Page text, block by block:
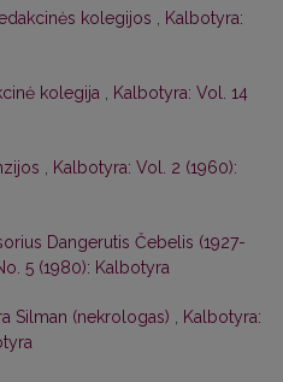
kolegijos
Kalbotyra:
kolegija
Kalbotyra: Vol. 14
Kalbotyra: Vol. 2 (1960):
Dangerutis Čebelis (1927-
5 (1980): Kalbotyra
Silman (nekrologas)
Kalbotyra: